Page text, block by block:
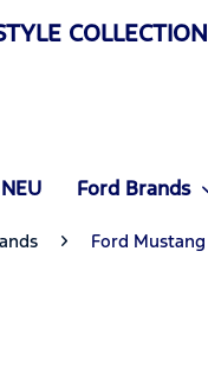
COLLECTION
NEU Ford Brands
Ford Mustang